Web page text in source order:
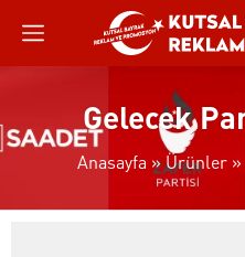
Gelecek
Anasayfa »Ürünler»